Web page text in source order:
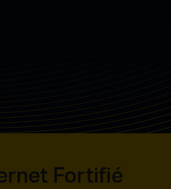
Fortifié